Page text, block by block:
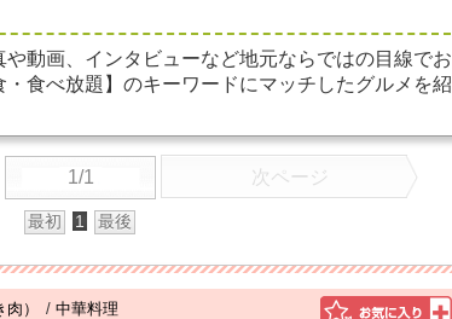
動画、インタビューなど地元ならではの目線でお
食べ放題】のキーワードにマッチしたグルメを紹
1/1 次ページ
最初 1 最後
） / 中華料理